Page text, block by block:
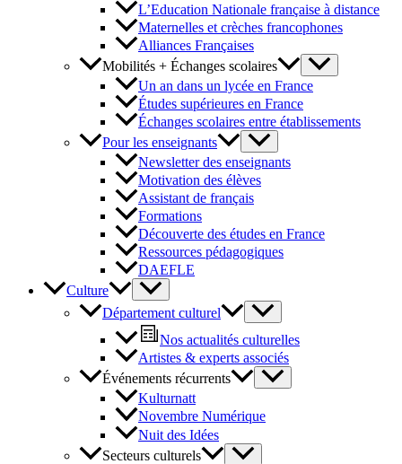
L’Education Nationale française à distance
Maternelles et crèches francophones
Alliances Françaises
Mobilités + Échanges scolaires
Un an dans un lycée en France
Études supérieures en France
Échanges scolaires entre établissements
Pour les enseignants
Newsletter des enseignants
Motivation des élèves
Assistant de français
Formations
Découverte des études en France
Ressources pédagogiques
DAEFLE
Culture
Département culturel
Nos actualités culturelles
Artistes & experts associés
Événements récurrents
Kulturnatt
Novembre Numérique
Nuit des Idées
Secteurs culturels